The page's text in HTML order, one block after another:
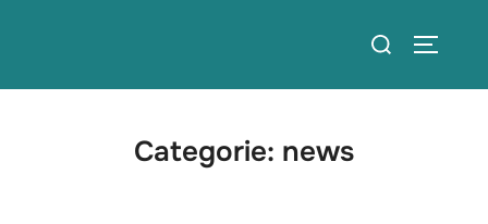
Zoek
Categorie: news